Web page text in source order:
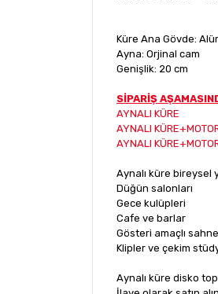
Küre Ana Gövde:
Ayna: Orjinal cam
Genişlik: 20 cm
SİPARİŞ
AYNALI KÜRE
AYNALI
AYNALI
Aynalı küre bireysel
Düğün salonları
Gece kulüpleri
Cafe ve barlar
Gösteri amaçlı
Klipler ve çekim
Aynalı küre disko